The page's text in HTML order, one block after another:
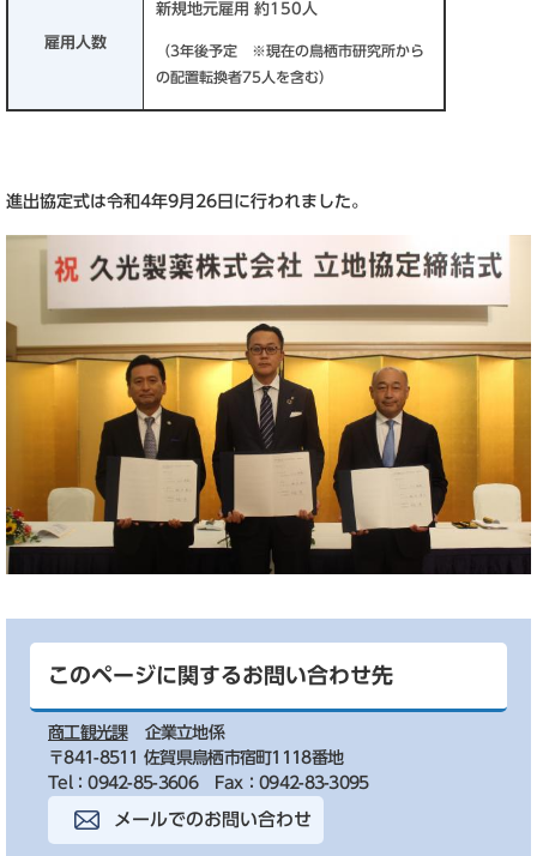
雇用人数
新規地元雇用 約150人
（3年後予定 ※現在の鳥栖市研究所から
の配置転換者75人を含む）
進出協定式は令和4年9月26日に行われました。
このページに関するお問い合わせ先
商工観光課
企業立地係
〒841-8511 佐賀県鳥栖市宿町1118番地
Tel：0942-85-3606
Fax：0942-83-3095
メールでのお問い合わせ